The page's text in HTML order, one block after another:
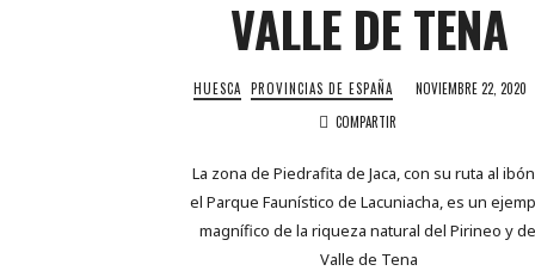
VALLE DE TENA
HUESCA PROVINCIAS DE ESPAÑA
NOVIEMBRE 22, 2020
COMPARTIR
La zona de Piedrafita de Jaca, con su ruta al
el Parque Faunístico de Lacuniacha, es un
magnífico de la riqueza natural del Pirineo y
Valle de Tena